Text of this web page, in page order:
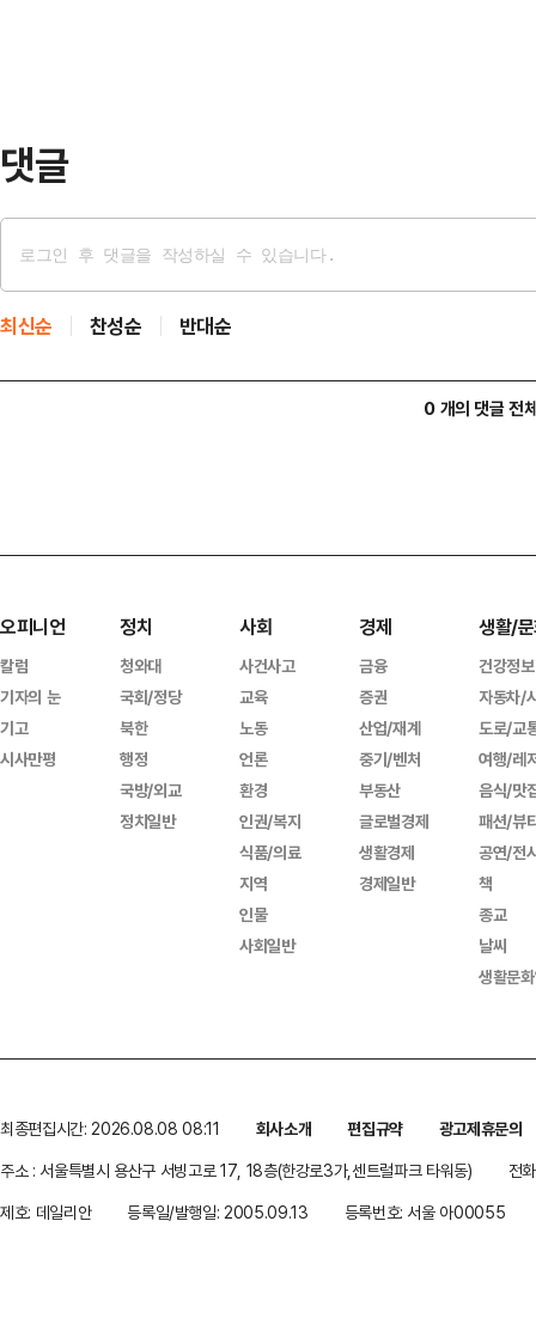
댓글
최신순 찬성순 반대순
0 개의 댓글 전
오피니언
칼럼
기자의 눈
기고
시사만평
정치
청와대
국회/정당
북한
행정
국방/외교
정치일반
사회
사건사고
교육
노동
언론
환경
인권/복지
식품/의료
지역
인물
사회일반
경제
금융
증권
산업/재계
중기/벤처
부동산
글로벌경제
생활경제
경제일반
생활/
건강정보
자동차/
도로/교
여행/레
음식/맛
패션/뷰
공연/전
책
종교
날씨
생활문
최종편집시간: 2026.08.08 08:11 회사소개 편집규약
광고제휴문의
주소 : 서울특별시 용산구 서빙고로 17, 18층(한강로3가,센트럴파크 타워동)
전
제호: 데일리안
등록일/발행일: 2005.09.13 등록번호: 서울 아00055